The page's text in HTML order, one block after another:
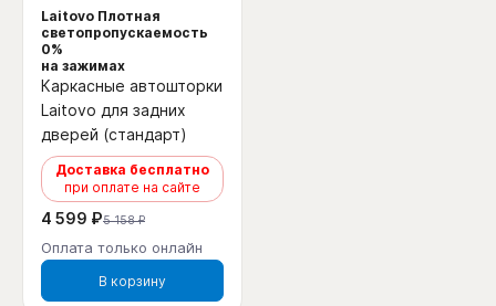
Laitovo Плотная
светопропускаемость
0%
на зажимах
Каркасные автошторки
Laitovo для задних
дверей (стандарт)
Доставка бесплатно
при оплате на сайте
4 599 ₽5 158 ₽
Оплата только онлайн
В корзину